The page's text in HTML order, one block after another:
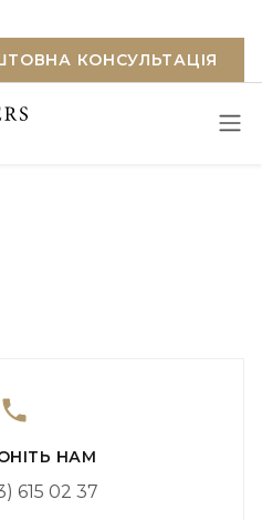
КОНСУЛЬТАЦІЯ
НАМ
615 02 37